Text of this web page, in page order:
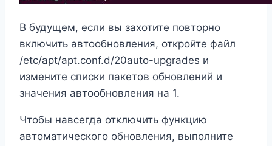
В будущем, если вы захотите повторно
включить автообновления, откройте файл
/etc/apt/apt.conf.d/20auto-upgrades и
измените списки пакетов обновлений и
значения автообновления на 1.
Чтобы навсегда отключить функцию
автоматического обновления, выполните